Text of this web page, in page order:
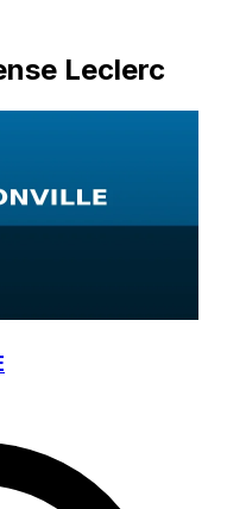
Leclerc